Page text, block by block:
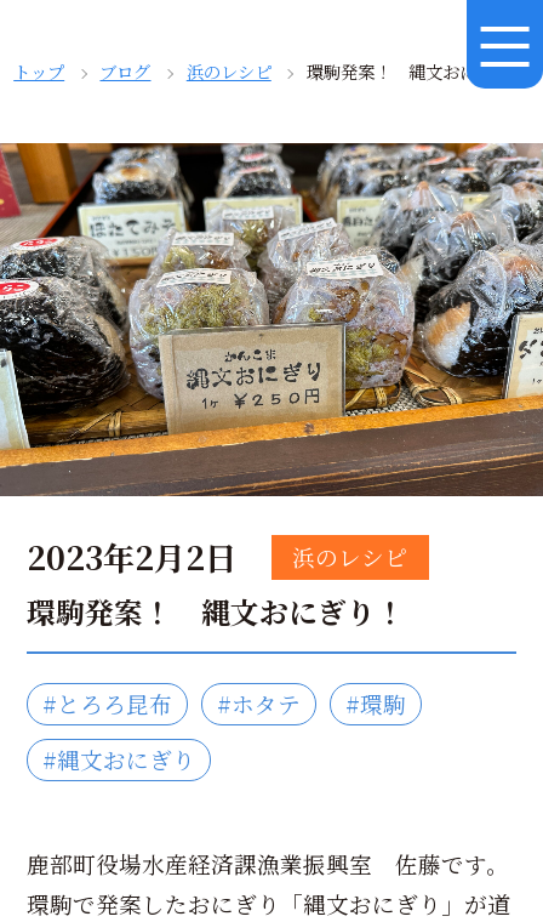
トップ ブログ 浜のレシピ 環駒発案！ 縄文おにぎり！
2023年2月2日 浜のレシピ
環駒発案！ 縄文おにぎり！
#とろろ昆布 #ホタテ
#環駒
#縄文おにぎり
鹿部町役場水産経済課漁業振興室 佐藤です。
環駒で発案したおにぎり「縄文おにぎり」が道